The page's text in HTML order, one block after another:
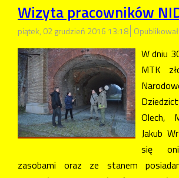
Wizyta pracowników
piątek, 02 grudzień 2016 13:18
W dniu
MTK
Olech,
Jakub
się
zasobami oraz ze stanem